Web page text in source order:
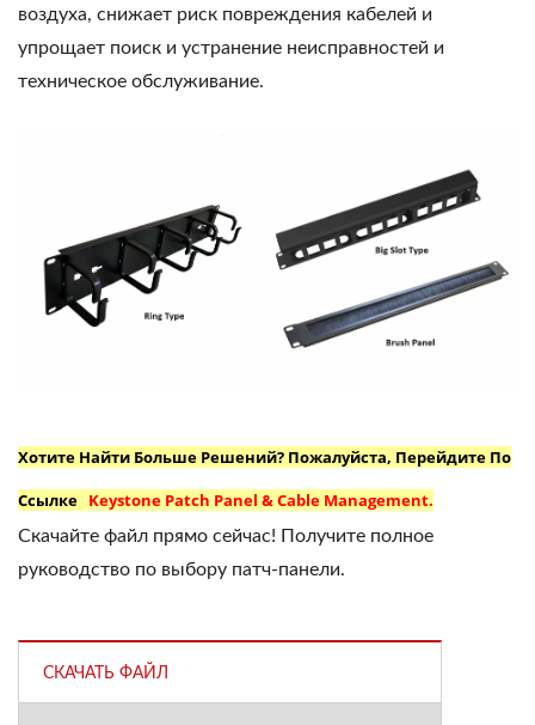
воздуха, снижает риск повреждения кабелей и
упрощает поиск и устранение неисправностей и
техническое обслуживание.
Хотите Найти Больше Решений? Пожалуйста, Перейдите По
Ссылке Keystone Patch Panel & Cable Management.
Скачайте файл прямо сейчас! Получите полное
руководство по выбору патч-панели.
СКАЧАТЬ ФАЙЛ